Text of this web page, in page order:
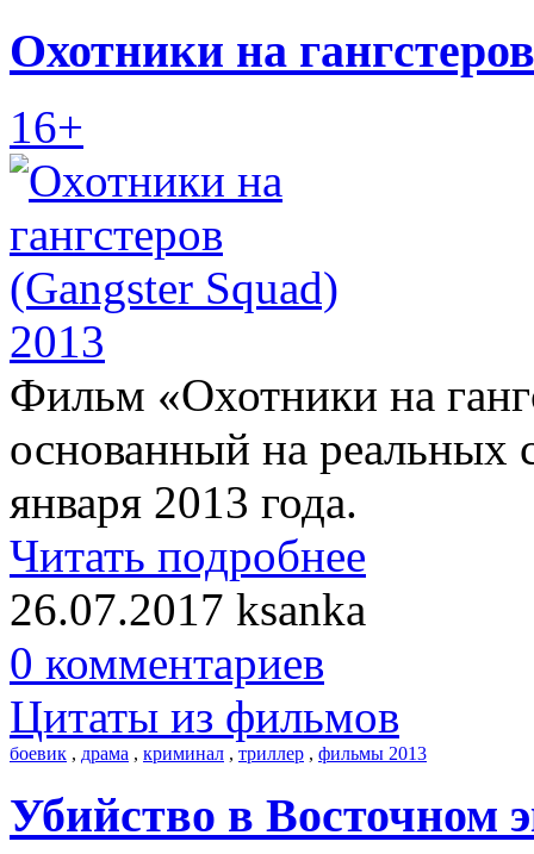
Охотники на
16+
Фильм «Охотники на
основанный на
января 2013 года.
Читать подробнее
26.07.2017 ksanka
0 комментариев
Цитаты из фильмов
боевик , драма , криминал , триллер , фильмы 2013
Убийство в Восточном